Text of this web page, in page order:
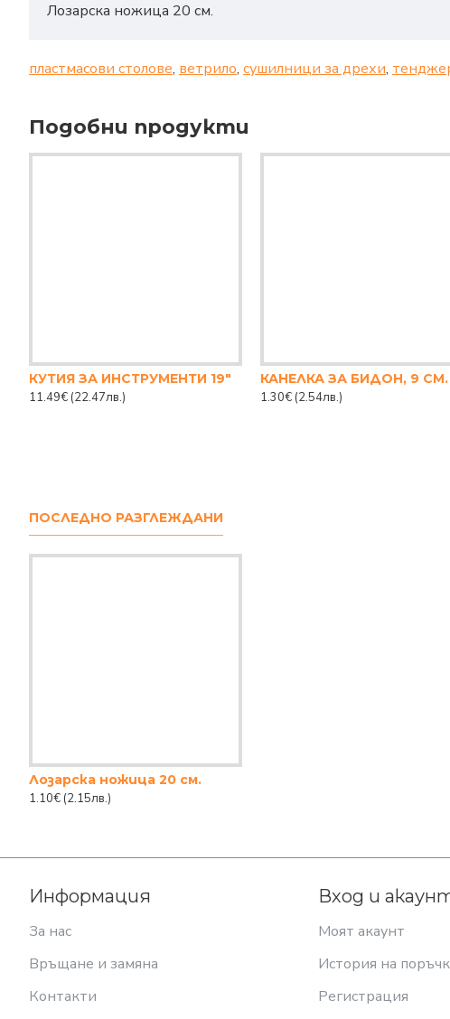
Лозарска ножица 20 см.
пластмасови столове, ветрило, сушилници за дрехи,
Подобни продукти
КУТИЯ ЗА ИНСТРУМЕНТИ 19"
11.49€ (22.47лв.)
КАНЕЛКА ЗА БИДОН, 9 СМ.
1.30€ (2.54лв.)
ПОСЛЕДНО РАЗГЛЕЖДАНИ
Лозарска ножица 20 см.
1.10€ (2.15лв.)
Информация
За нас
Връщане и замяна
Контакти
Вход и
Моят акаунт
История на
Регистрация